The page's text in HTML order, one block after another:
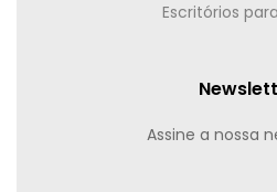
Escritórios
Assine a nossa